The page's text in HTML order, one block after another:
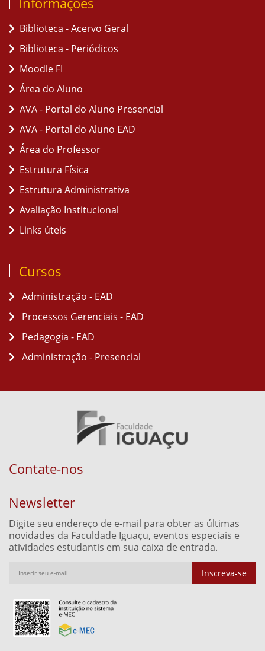
Biblioteca - Acervo Geral
Biblioteca - Periódicos
Moodle FI
Área do Aluno
AVA - Portal do Aluno Presencial
AVA - Portal do Aluno EAD
Área do Professor
Estrutura Física
Estrutura Administrativa
Avaliação Institucional
Links úteis
Cursos
Administração - EAD
Processos Gerenciais - EAD
Pedagogia - EAD
Administração - Presencial
Contate-nos
Newsletter
Digite seu endereço de e-mail para obter as últimas
novidades da Faculdade Iguaçu, eventos especiais e
atividades estudantis em sua caixa de entrada.
Inscreva-se